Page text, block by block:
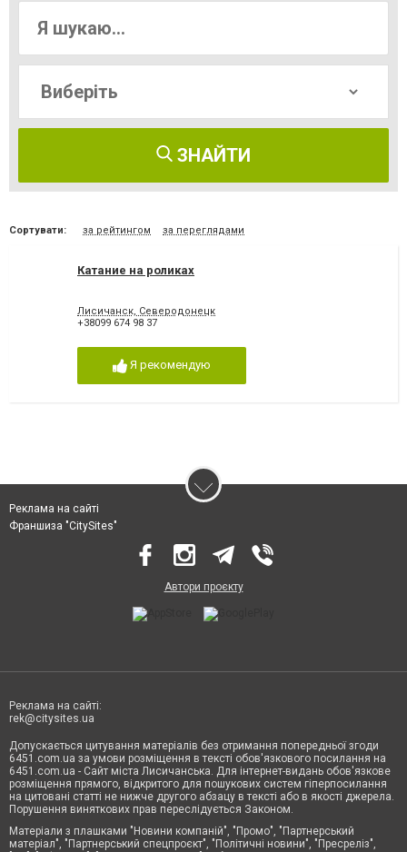
ЗНАЙТИ
Сортувати: за рейтингом за переглядами
Катание на роликах
Лисичанск, Северодонецк
+38099 674 98 37
Я рекомендую
Реклама на сайті
Франшиза "CitySites"
Автори проєкту
Реклама на сайті:
rek@citysites.ua
Допускається цитування матеріалів без отримання попередньої згоди
6451.com.ua за умови розміщення в тексті обов'язкового посилання на
6451.com.ua - Сайт міста Лисичанська. Для інтернет-видань обов'язкове
розміщення прямого, відкритого для пошукових систем гіперпосилання
на цитовані статті не нижче другого абзацу в тексті або в якості джерела.
Порушення виняткових прав переслідується Законом.
Матеріали з плашками "Новини компаній", "Промо", "Партнерський
матеріал", "Партнерський спецпроєкт", "Політичні новини", "Пресреліз",